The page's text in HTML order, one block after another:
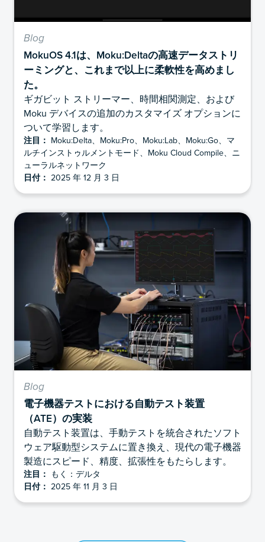
Blog
MokuOS 4.1は、Moku:Deltaの高速データストリ
ーミングと、これまで以上に柔軟性を高めまし
た。
ギガビット ストリーマー、時間相関測定、および
Moku デバイスの追加のカスタマイズ オプションに
ついて学習します。
注目： Moku:Delta、Moku:Pro、Moku:Lab、Moku:Go、マ
ルチインストゥルメントモード、Moku Cloud Compile、ニ
ューラルネットワーク
日付： 2025 年 12 月 3 日
Blog
電子機器テストにおける自動テスト装置
（ATE）の実装
自動テスト装置は、手動テストを統合されたソフト
ウェア駆動型システムに置き換え、現代の電子機器
製造にスピード、精度、拡張性をもたらします。
注目： もく：デルタ
日付： 2025 年 11 月 3 日